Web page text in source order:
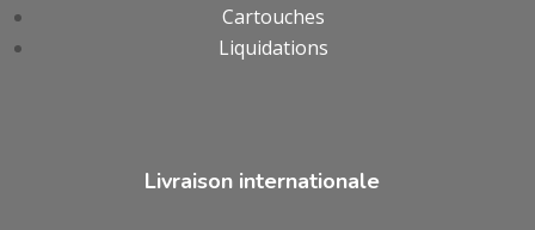
Cartouches
Liquidations
Livraison internationale